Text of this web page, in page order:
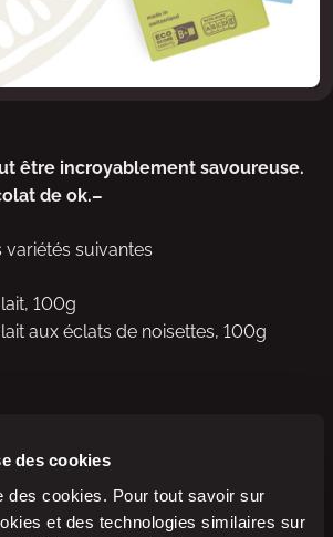
des cookies
des cookies. Pour tout savoir sur
et des technologies similaires sur
être incroyablement savoureuse.
de ok.–
suivantes
100g
aux éclats de noisettes, 100g